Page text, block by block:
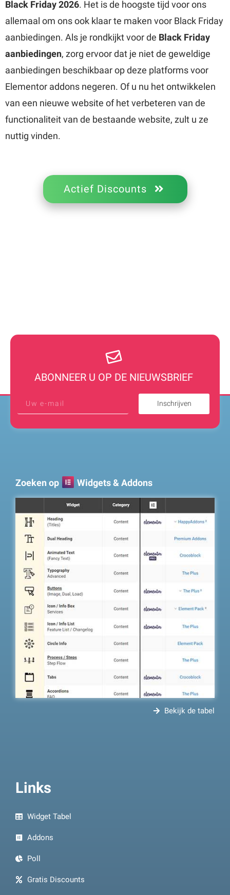
Black Friday 2026. Het is de hoogste tijd voor ons
allemaal om ons ook klaar te maken voor Black Friday
aanbiedingen. Als je rondkijkt voor de Black Friday
aanbiedingen, zorg ervoor dat je niet de geweldige
aanbiedingen beschikbaar op deze platforms voor
Elementor addons negeren. Of u nu het ontwikkelen
van een nieuwe website of het verbeteren van de
functionaliteit van de bestaande website, zult u ze
nuttig vinden.
Actief Discounts
ABONNEER U OP DE NIEUWSBRIEF
Inschrijven
Links
Widget Tabel
Addons
Poll
Gratis Discounts
Zoeken op Widgets & Addons
Bekijk de tabel